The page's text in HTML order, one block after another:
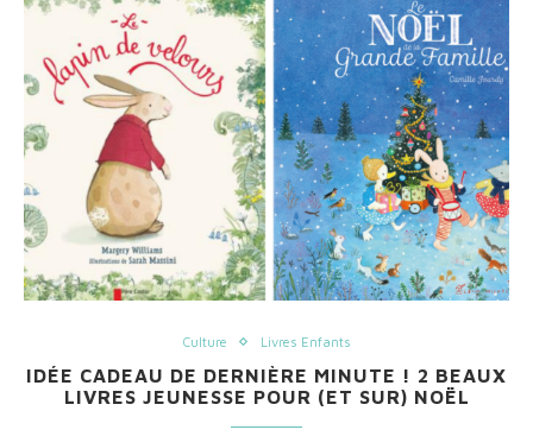
Culture Livres Enfants
IDÉE CADEAU DE DERNIÈRE MINUTE ! 2 BEAUX
LIVRES JEUNESSE POUR (ET SUR) NOËL